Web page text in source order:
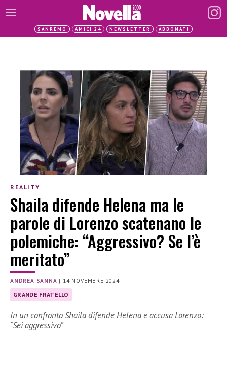
SANREMO AMICI 24 NEWSLETTER ABBONATI
REALITY
Shaila difende Helena ma le
parole di Lorenzo scatenano le
polemiche: “Aggressivo? Se l’è
meritato”
ANDREA SANNA | 14 NOVEMBRE 2024
GRANDE FRATELLO
In un confronto Shaila difende Helena e accusa Lorenzo:
“Sei aggressivo”